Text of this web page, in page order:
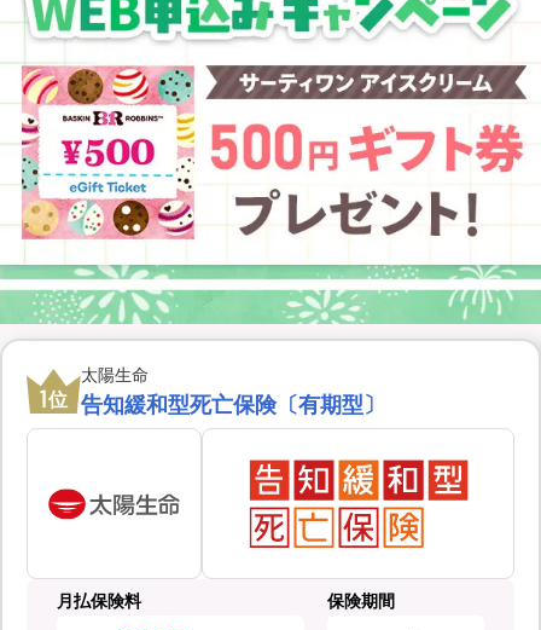
1位
太陽生命
告知緩和型死亡保険〔有期型〕
月払保険料 保険期間